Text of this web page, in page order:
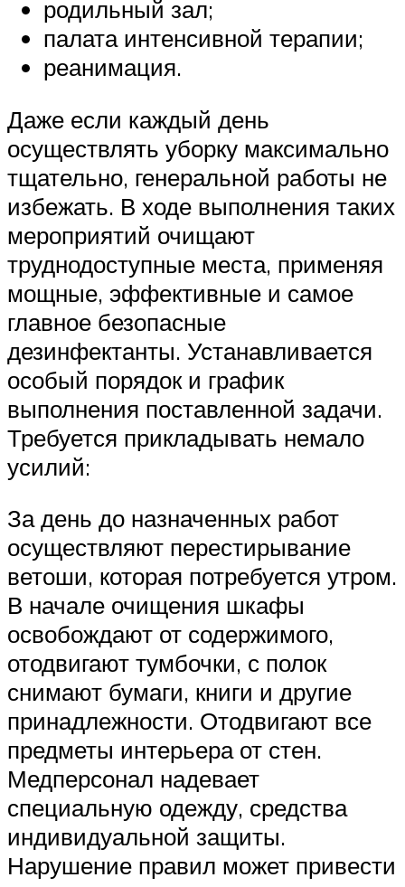
родильный зал;
палата интенсивной терапии;
реанимация.
Даже если каждый день
осуществлять уборку максимально
тщательно, генеральной работы не
избежать. В ходе выполнения таких
мероприятий очищают
труднодоступные места, применяя
мощные, эффективные и самое
главное безопасные
дезинфектанты. Устанавливается
особый порядок и график
выполнения поставленной задачи.
Требуется прикладывать немало
усилий:
За день до назначенных работ
осуществляют перестирывание
ветоши, которая потребуется утром.
В начале очищения шкафы
освобождают от содержимого,
отодвигают тумбочки, с полок
снимают бумаги, книги и другие
принадлежности. Отодвигают все
предметы интерьера от стен.
Медперсонал надевает
специальную одежду, средства
индивидуальной защиты.
Нарушение правил может привести